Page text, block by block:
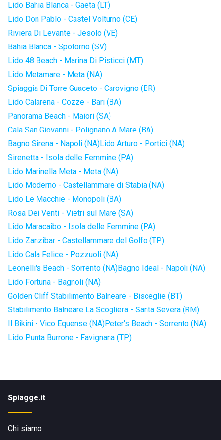
Lido Bahia Blanca - Gaeta (LT)
Lido Don Pablo - Castel Volturno (CE)
Riviera Di Levante - Jesolo (VE)
Bahia Blanca - Spotorno (SV)
Lido 48 Beach - Marina Di Pisticci (MT)
Lido Metamare - Meta (NA)
Spiaggia Di Torre Guaceto - Carovigno (BR)
Lido Calarena - Cozze - Bari (BA)
Panorama Beach - Maiori (SA)
Cala San Giovanni - Polignano A Mare (BA)
Bagno Sirena - Napoli (NA)Lido Arturo - Portici (NA)
Sirenetta - Isola delle Femmine (PA)
Lido Marinella Meta - Meta (NA)
Lido Moderno - Castellammare di Stabia (NA)
Lido Le Macchie - Monopoli (BA)
Rosa Dei Venti - Vietri sul Mare (SA)
Lido Maracaibo - Isola delle Femmine (PA)
Lido Zanzibar - Castellammare del Golfo (TP)
Lido Cala Felice - Pozzuoli (NA)
Leonelli's Beach - Sorrento (NA)Bagno Ideal - Napoli (NA)
Lido Fortuna - Bagnoli (NA)
Golden Cliff Stabilimento Balneare - Bisceglie (BT)
Stabilimento Balneare La Scogliera - Santa Severa (RM)
Il Bikini - Vico Equense (NA)Peter's Beach - Sorrento (NA)
Lido Punta Burrone - Favignana (TP)
Spiagge.it
Chi siamo